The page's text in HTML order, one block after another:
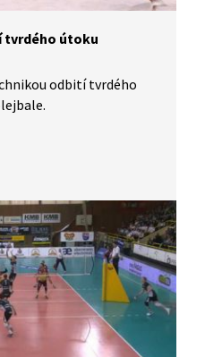
tvrdého útoku
odbití tvrdého